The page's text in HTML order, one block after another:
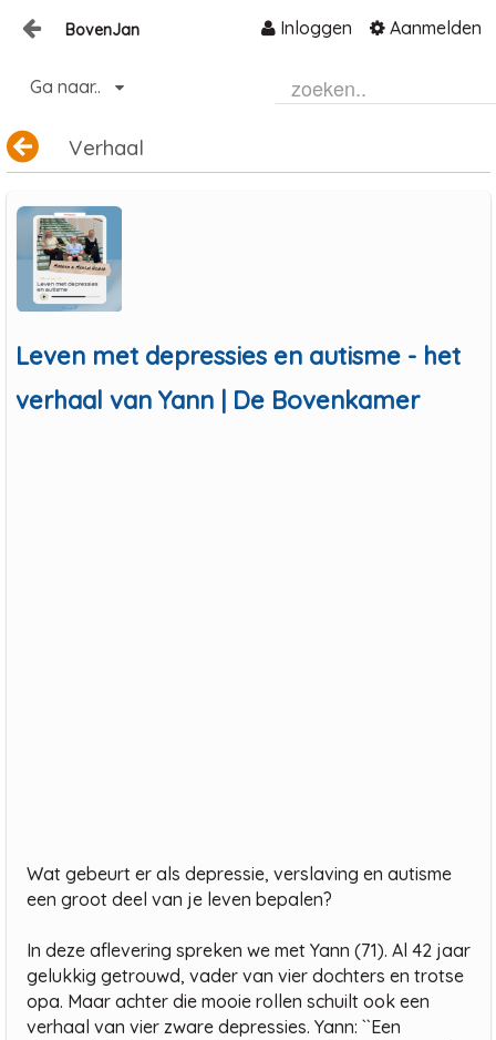
Inloggen Aanmelden
BovenJan
Home
Zoeken
Ga naar..
Verhaal
Leven met depressies en autisme - het
verhaal van Yann | De Bovenkamer
Wat gebeurt er als depressie, verslaving en autisme
een groot deel van je leven bepalen?
In deze aflevering spreken we met Yann (71). Al 42 jaar
gelukkig getrouwd, vader van vier dochters en trotse
opa. Maar achter die mooie rollen schuilt ook een
verhaal van vier zware depressies. Yann: ``Een